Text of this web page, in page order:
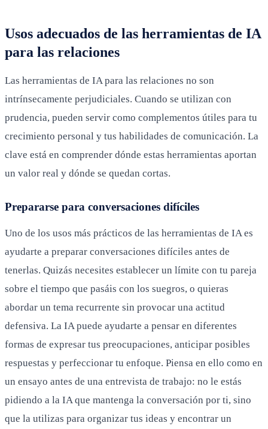
Usos adecuados de las herramientas de IA
para las relaciones
Las herramientas de IA para las relaciones no son
intrínsecamente perjudiciales. Cuando se utilizan con
prudencia, pueden servir como complementos útiles para tu
crecimiento personal y tus habilidades de comunicación. La
clave está en comprender dónde estas herramientas aportan
un valor real y dónde se quedan cortas.
Prepararse para conversaciones difíciles
Uno de los usos más prácticos de las herramientas de IA es
ayudarte a preparar conversaciones difíciles antes de
tenerlas. Quizás necesites establecer un límite con tu pareja
sobre el tiempo que pasáis con los suegros, o quieras
abordar un tema recurrente sin provocar una actitud
defensiva. La IA puede ayudarte a pensar en diferentes
formas de expresar tus preocupaciones, anticipar posibles
respuestas y perfeccionar tu enfoque. Piensa en ello como en
un ensayo antes de una entrevista de trabajo: no le estás
pidiendo a la IA que mantenga la conversación por ti, sino
que la utilizas para organizar tus ideas y encontrar un